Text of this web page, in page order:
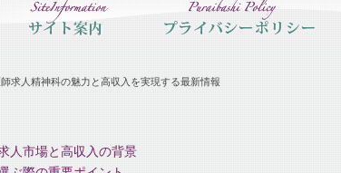
求人精神科の魅力と高収入を実現する最新情報
人市場と高収入の背景